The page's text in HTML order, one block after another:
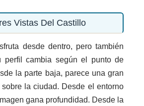
Vistas Del Castillo
desde dentro, pero también
perfil cambia según el punto de
la parte baja, parece una gran
la ciudad. Desde el entorno
gana profundidad. Desde la